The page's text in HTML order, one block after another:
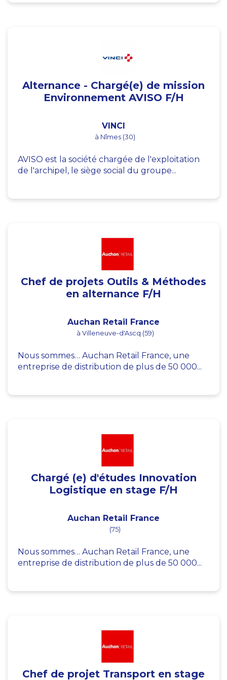
Alternance - Chargé(e) de mission
Environnement AVISO F/H
VINCI
à Nîmes (30)
AVISO est la société chargée de l'exploitation
de l'archipel, le siège social du groupe...
Chef de projets Outils & Méthodes
en alternance F/H
Auchan Retail France
à Villeneuve-d'Ascq (59)
Nous sommes… Auchan Retail France, une
entreprise de distribution de plus de 50 000...
Chargé (e) d'études Innovation
Logistique en stage F/H
Auchan Retail France
(75)
Nous sommes… Auchan Retail France, une
entreprise de distribution de plus de 50 000...
Chef de projet Transport en stage